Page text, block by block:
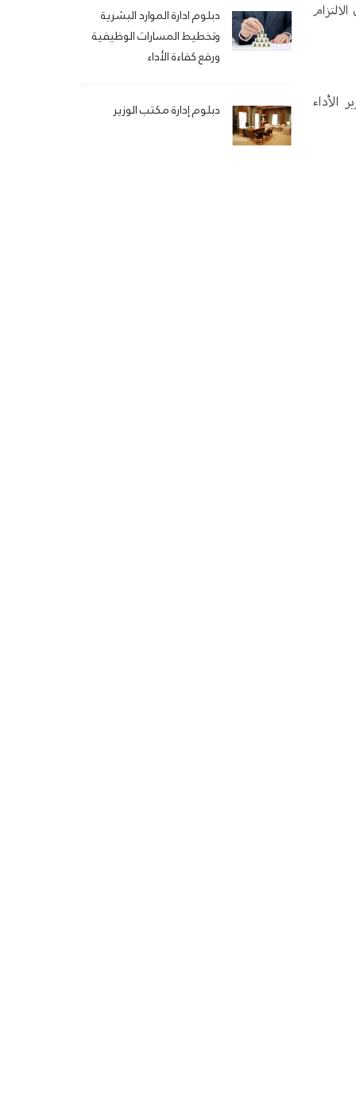
الأداء
دبلوم ادارة الموارد البشرية
وتخطيط المسارات الوظيفية
ورفع كفاءة الأداء
دبلوم إدارة مكتب الوزير